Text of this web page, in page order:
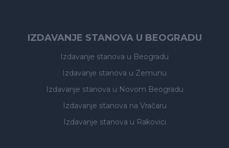
IZDAVANJE STANOVA U BEOGRADU
Izdavanje stanova u Beogradu
Izdavanje stanova u Zemunu
Izdavanje stanova u Novom Beogradu
Izdavanje stanova na Vračaru
Izdavanje stanova u Rakovici